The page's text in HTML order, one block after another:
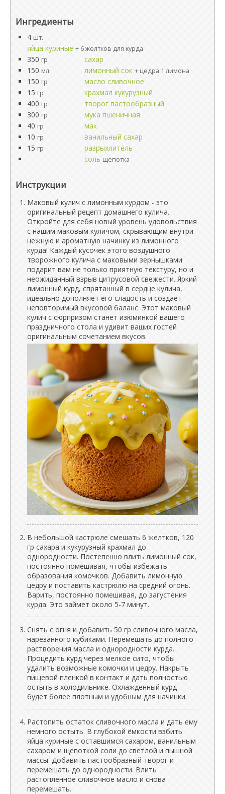
Ингредиенты
4 шт.
яйца куриные + 6 желтков для курда
350 гр
сахар
150 мл лимонный сок + цедра 1 лимона
150 гр
масло сливочное
15 гр
крахмал кукурузный
400 гр
творог пастообразный
300 гр
мука пшеничная
40 гр
мак
10 гр
ванильный сахар
15 гр
разрыхлитель
соль щепотка
Инструкции
Маковый кулич с лимонным курдом - это
оригинальный рецепт домашнего кулича.
Откройте для себя новый уровень удовольствия
с нашим маковым куличом, скрывающим внутри
нежную и ароматную начинку из лимонного
курда! Каждый кусочек этого воздушного
творожного кулича с маковыми зернышками
подарит вам не только приятную текстуру, но и
неожиданный взрыв цитрусовой свежести. Яркий
лимонный курд, спрятанный в сердце кулича,
идеально дополняет его сладость и создает
неповторимый вкусовой баланс. Этот маковый
кулич с сюрпризом станет изюминкой вашего
праздничного стола и удивит ваших гостей
оригинальным сочетанием вкусов.
В небольшой кастрюле смешать 6 желтков, 120
гр сахара и кукурузный крахмал до
однородности. Постепенно влить лимонный сок,
постоянно помешивая, чтобы избежать
образования комочков. Добавить лимонную
цедру и поставить кастрюлю на средний огонь.
Варить, постоянно помешивая, до загустения
курда. Это займет около 5-7 минут.
Снять с огня и добавить 50 гр сливочного масла,
нарезанного кубиками. Перемешать до полного
растворения масла и однородности курда.
Процедить курд через мелкое сито, чтобы
удалить возможные комочки и цедру. Накрыть
пищевой пленкой в контакт и дать полностью
остыть в холодильнике. Охлажденный курд
будет более плотным и удобным для начинки.
Растопить остаток сливочного масла и дать ему
немного остыть. В глубокой ёмкости взбить
яйца куриные с оставшимся сахаром, ванильным
сахаром и щепоткой соли до светлой и пышной
массы. Добавить пастообразный творог и
перемешать до однородности. Влить
растопленное сливочное масло и снова
перемешать.